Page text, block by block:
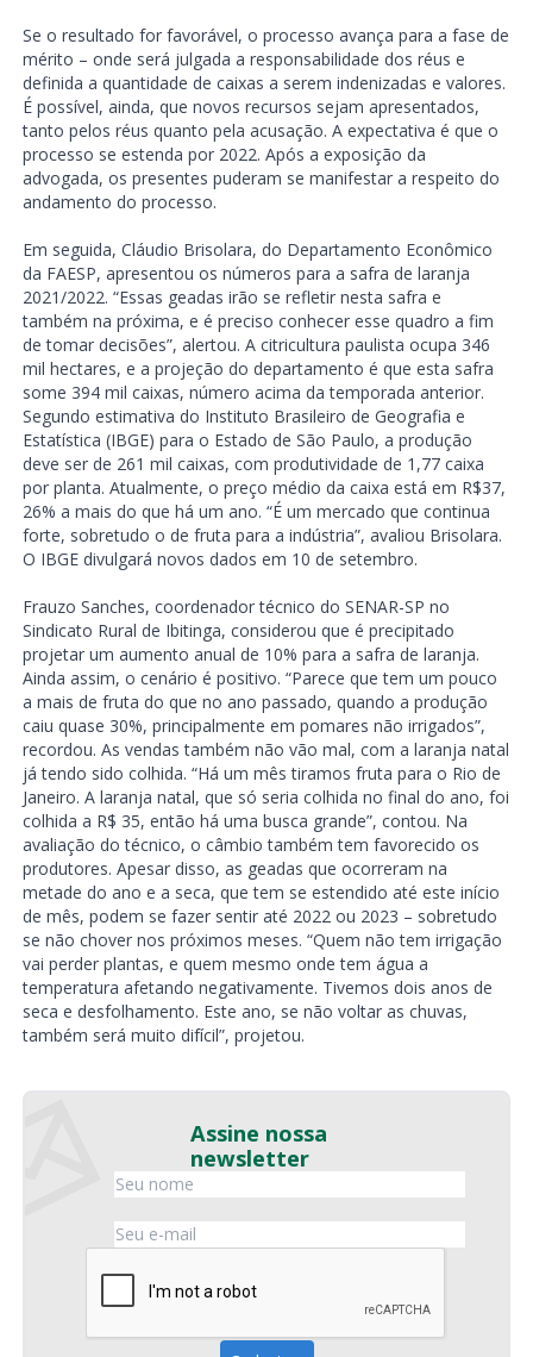
Se o resultado for favorável, o processo avança para a fase de
mérito – onde será julgada a responsabilidade dos réus e
definida a quantidade de caixas a serem indenizadas e valores.
É possível, ainda, que novos recursos sejam apresentados,
tanto pelos réus quanto pela acusação. A expectativa é que o
processo se estenda por 2022. Após a exposição da
advogada, os presentes puderam se manifestar a respeito do
andamento do processo.
Em seguida, Cláudio Brisolara, do Departamento Econômico
da FAESP, apresentou os números para a safra de laranja
2021/2022. “Essas geadas irão se refletir nesta safra e
também na próxima, e é preciso conhecer esse quadro a fim
de tomar decisões”, alertou. A citricultura paulista ocupa 346
mil hectares, e a projeção do departamento é que esta safra
some 394 mil caixas, número acima da temporada anterior.
Segundo estimativa do Instituto Brasileiro de Geografia e
Estatística (IBGE) para o Estado de São Paulo, a produção
deve ser de 261 mil caixas, com produtividade de 1,77 caixa
por planta. Atualmente, o preço médio da caixa está em R$37,
26% a mais do que há um ano. “É um mercado que continua
forte, sobretudo o de fruta para a indústria”, avaliou Brisolara.
O IBGE divulgará novos dados em 10 de setembro.
Frauzo Sanches, coordenador técnico do SENAR-SP no
Sindicato Rural de Ibitinga, considerou que é precipitado
projetar um aumento anual de 10% para a safra de laranja.
Ainda assim, o cenário é positivo. “Parece que tem um pouco
a mais de fruta do que no ano passado, quando a produção
caiu quase 30%, principalmente em pomares não irrigados”,
recordou. As vendas também não vão mal, com a laranja natal
já tendo sido colhida. “Há um mês tiramos fruta para o Rio de
Janeiro. A laranja natal, que só seria colhida no final do ano, foi
colhida a R$ 35, então há uma busca grande”, contou. Na
avaliação do técnico, o câmbio também tem favorecido os
produtores. Apesar disso, as geadas que ocorreram na
metade do ano e a seca, que tem se estendido até este início
de mês, podem se fazer sentir até 2022 ou 2023 – sobretudo
se não chover nos próximos meses. “Quem não tem irrigação
vai perder plantas, e quem mesmo onde tem água a
temperatura afetando negativamente. Tivemos dois anos de
seca e desfolhamento. Este ano, se não voltar as chuvas,
também será muito difícil”, projetou.
Assine nossa
newsletter